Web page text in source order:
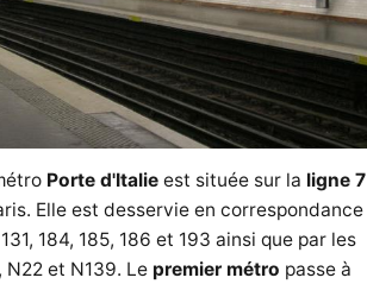
Porte d'Italie est située sur la ligne 7
Elle est desservie en correspondance
184, 185, 186 et 193 ainsi que par les
N22 et N139. Le premier métro passe à